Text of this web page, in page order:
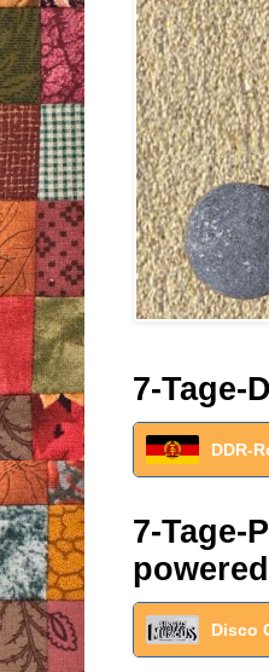
7-Tage-
DDR-
7-Tage-
Disco